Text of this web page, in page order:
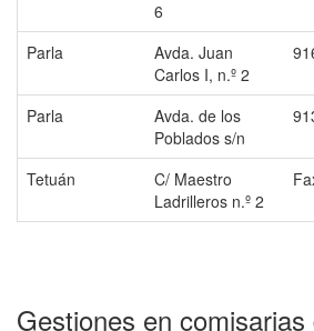
6
Parla
Avda. Juan
Carlos I, n.º 2
Parla
Avda. de los
Poblados s/n
Tetuán
C/ Maestro
Ladrilleros n.º 2
Gestiones en